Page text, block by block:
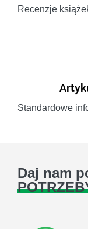
Recenzje
Standardowe
Daj nam